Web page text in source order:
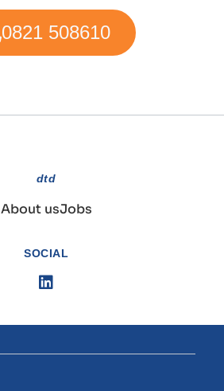
0821 508610
dtd
About usJobs
SOCIAL